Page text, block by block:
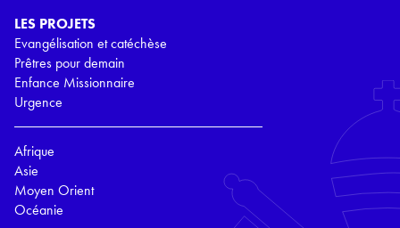
LES PROJETS
Evangélisation et catéchèse
Prêtres pour demain
Enfance Missionnaire
Urgence
Afrique
Asie
Moyen Orient
Océanie